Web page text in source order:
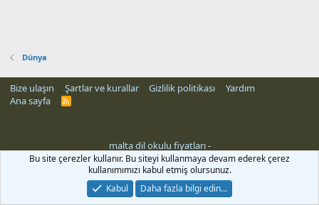
Dünya
Bize ulaşın Şartlar ve kurallar Gizlilik politikası
Yardım
Ana sayfa
R
malta dil okulu fiyatları-
Bu site çerezler kullanır. Bu siteyi kullanmaya devam ederek çerez
kullanımımızı kabul etmiş olursunuz.
Kabul
Daha fazla bilgi edin…